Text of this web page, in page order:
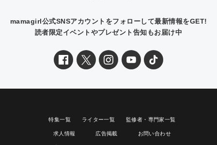
mamagirl公式SNSアカウントをフォローして最新情報をGET!
読者限定イベントやプレゼント告知もお届け中
特集一覧 ライター一覧 監修者・専門家一覧
求人情報 広告掲載 お問い合わせ